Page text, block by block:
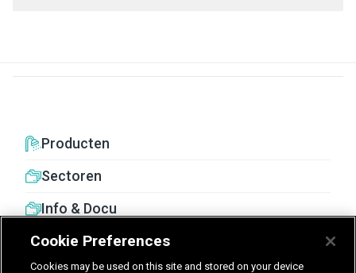
Producten
Sectoren
Info & Docu
Cookie Preferences
Cookies may be used on this site and stored on your device